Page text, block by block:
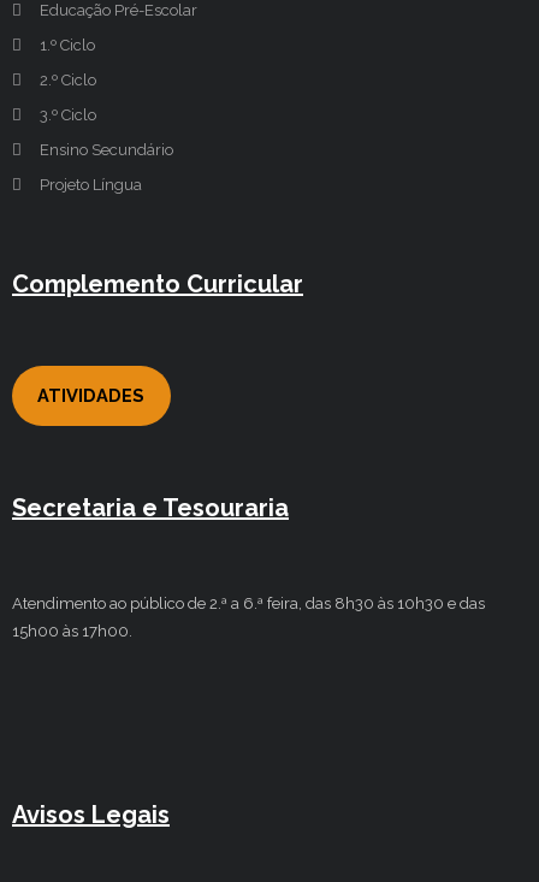
Educação Pré-Escolar
1.º Ciclo
2.º Ciclo
3.º Ciclo
Ensino Secundário
Projeto Língua
Complemento Curricular
ATIVIDADES
Secretaria e Tesouraria
Atendimento ao público de 2.ª a 6.ª feira, das 8h30 às 10h30 e das
15h00 às 17h00.
Avisos Legais